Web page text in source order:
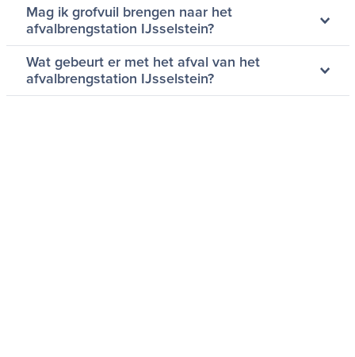
Mag ik grofvuil brengen naar het
afvalbrengstation IJsselstein?
Wat gebeurt er met het afval van het
afvalbrengstation IJsselstein?